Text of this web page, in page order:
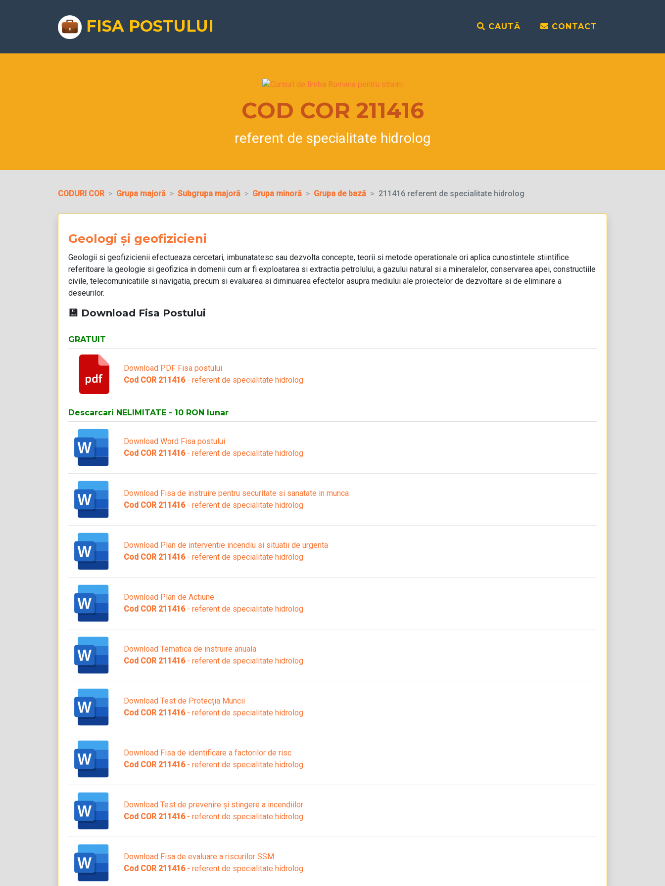
FISA POSTULUI CAUTĂ CONTACT
COD COR 211416
referent de specialitate hidrolog
CODURI COR Grupa majoră Subgrupa majoră Grupa minoră Grupa de bază 211416 referent de specialitate hidrolog
Geologi și geofizicieni
Geologii si geofizicienii efectueaza cercetari, imbunatatesc sau dezvolta concepte, teorii si metode operationale ori aplica cunostintele stiintifice
referitoare la geologie si geofizica in domenii cum ar fi exploatarea si extractia petrolului, a gazului natural si a mineralelor, conservarea apei, constructiile
civile, telecomunicatiile si navigatia, precum si evaluarea si diminuarea efectelor asupra mediului ale proiectelor de dezvoltare si de eliminare a
deseurilor.
💾 Download Fisa Postului
GRATUIT
Download PDF Fisa postului
Cod COR 211416- referent de specialitate hidrolog
Descarcari NELIMITATE - 10 RON lunar
Download Word Fisa postului
Cod COR 211416- referent de specialitate hidrolog
Download Fisa de instruire pentru securitate si sanatate in munca
Cod COR 211416- referent de specialitate hidrolog
Download Plan de interventie incendiu si situatii de urgenta
Cod COR 211416- referent de specialitate hidrolog
Download Plan de Actiune
Cod COR 211416- referent de specialitate hidrolog
Download Tematica de instruire anuala
Cod COR 211416- referent de specialitate hidrolog
Download Test de Protecția Muncii
Cod COR 211416- referent de specialitate hidrolog
Download Fisa de identificare a factorilor de risc
Cod COR 211416- referent de specialitate hidrolog
Download Test de prevenire și stingere a incendiilor
Cod COR 211416- referent de specialitate hidrolog
Download Fisa de evaluare a riscurilor SSM
Cod COR 211416- referent de specialitate hidrolog